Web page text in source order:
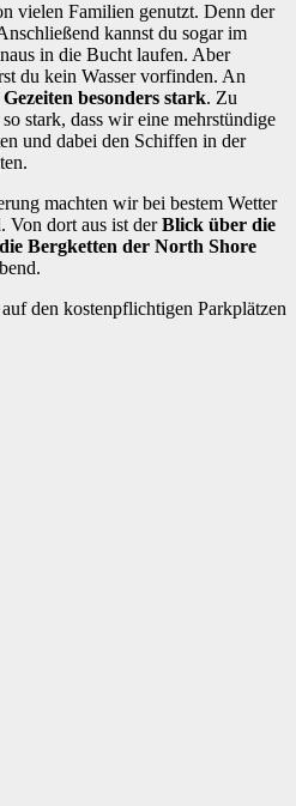
vielen Familien genutzt. Denn der
kannst du sogar im
in die Bucht laufen. Aber
du kein Wasser vorfinden. An
Gezeiten besonders stark. Zu
stark, dass wir eine mehrstündige
und dabei den Schiffen in der
machten wir bei bestem Wetter
Von dort aus ist derBlick über die
Bergketten der North Shore
den kostenpflichtigen Parkplätzen